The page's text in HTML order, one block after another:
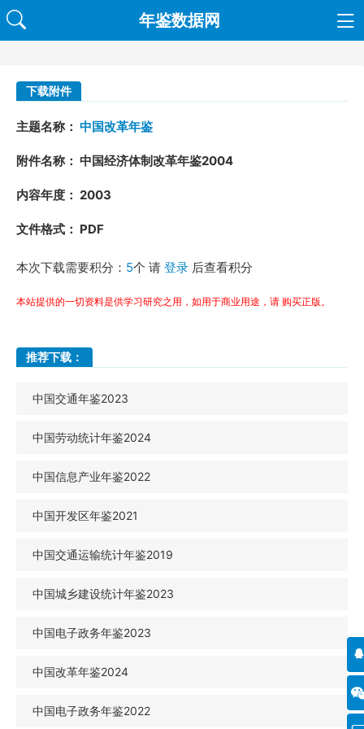
年鉴数据网
下载附件
主题名称： 中国改革年鉴
附件名称： 中国经济体制改革年鉴2004
内容年度： 2003
文件格式： PDF
本次下载需要积分： 5个 请 登录 后查看积分
本站提供的一切资料是供学习研究之用，如用于商业用途，请 购买正版。
推荐下载：
中国交通年鉴2023
中国劳动统计年鉴2024
中国信息产业年鉴2022
中国开发区年鉴2021
中国交通运输统计年鉴2019
中国城乡建设统计年鉴2023
中国电子政务年鉴2023
中国改革年鉴2024
中国电子政务年鉴2022